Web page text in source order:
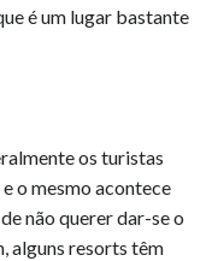
é um lugar bastante
os turistas
o mesmo acontece
não querer dar-se o
alguns resorts têm